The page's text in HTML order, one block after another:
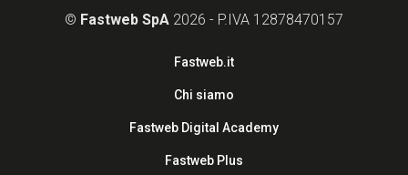
© Fastweb SpA 2026 - P.IVA 12878470157
Fastweb.it
Chi siamo
Fastweb Digital Academy
Fastweb Plus